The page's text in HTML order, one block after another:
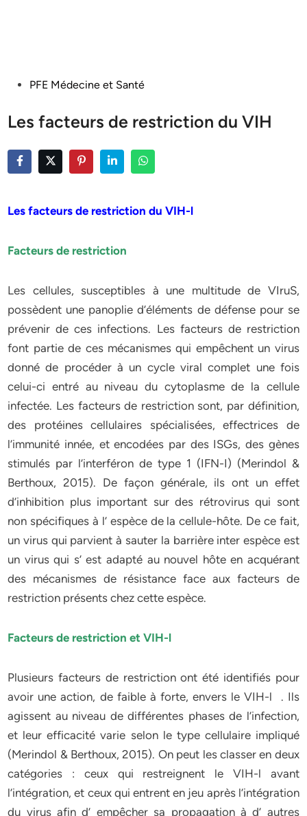
PostedPFE Médecine et Santé
Les facteurs de restriction du VIH
Les facteurs de restriction du VIH-l
Facteurs de restriction
Les cellules, susceptibles à une multitude de VIruS,
possèdent une panoplie d’éléments de défense pour se
prévenir de ces infections. Les facteurs de restriction
font partie de ces mécanismes qui empêchent un virus
donné de procéder à un cycle viral complet une fois
celui-ci entré au niveau du cytoplasme de la cellule
infectée. Les facteurs de restriction sont, par définition,
des protéines cellulaires spécialisées, effectrices de
l’immunité innée, et encodées par des ISGs, des gènes
stimulés par l’interféron de type 1 (IFN-I) (Merindol &
Berthoux, 2015). De façon générale, ils ont un effet
d’inhibition plus important sur des rétrovirus qui sont
non spécifiques à l’ espèce de la cellule-hôte. De ce fait,
un virus qui parvient à sauter la barrière inter espèce est
un virus qui s’ est adapté au nouvel hôte en acquérant
des mécanismes de résistance face aux facteurs de
restriction présents chez cette espèce.
Facteurs de restriction et VIH-l
Plusieurs facteurs de restriction ont été identifiés pour
avoir une action, de faible à forte, envers le VIH-l . Ils
agissent au niveau de différentes phases de l’infection,
et leur efficacité varie selon le type cellulaire impliqué
(Merindol & Berthoux, 2015). On peut les classer en deux
catégories : ceux qui restreignent le VIH-l avant
l’intégration, et ceux qui entrent en jeu après l’intégration
du virus afin d’ empêcher sa propagation à d’ autres